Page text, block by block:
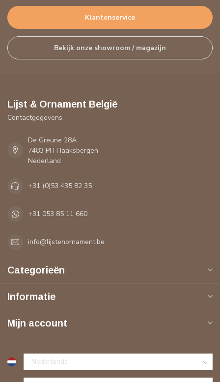
Klantenservice
Bekijk onze showroom / magazijn
Lijst & Ornament België
Contactgegevens
De Greune 28A
7483 PH Haaksbergen
Nederland
+31 (0)53 435 82 35
+31 053 85 11 660
info@lijstenornament.be
Categorieën
Informatie
Mijn account